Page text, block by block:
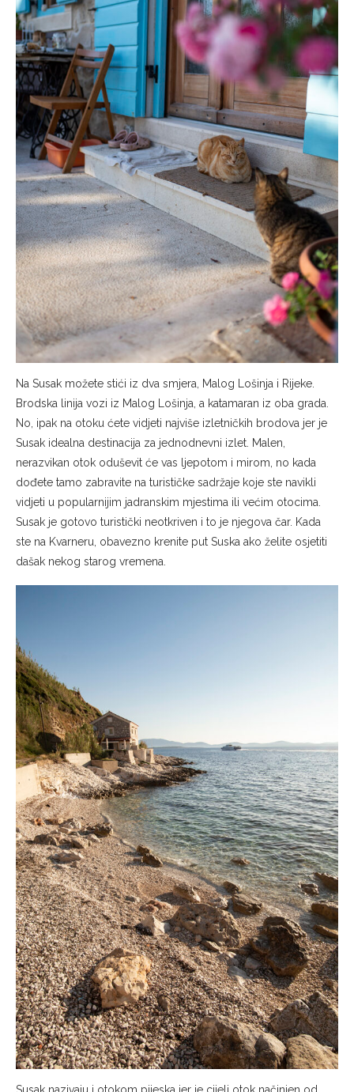
Na Susak možete stići iz dva smjera, Malog Lošinja i Rijeke.
Brodska linija vozi iz Malog Lošinja, a katamaran iz oba grada.
No, ipak na otoku ćete vidjeti najviše izletničkih brodova jer je
Susak idealna destinacija za jednodnevni izlet. Malen,
nerazvikan otok oduševit će vas ljepotom i mirom, no kada
dođete tamo zabravite na turističke sadržaje koje ste navikli
vidjeti u popularnijim jadranskim mjestima ili većim otocima.
Susak je gotovo turistički neotkriven i to je njegova čar. Kada
ste na Kvarneru, obavezno krenite put Suska ako želite osjetiti
dašak nekog starog vremena.